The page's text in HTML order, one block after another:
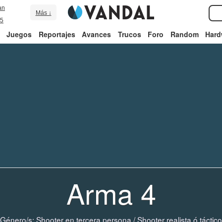
Más ↓
Juegos Reportajes Avances Trucos Foro Random
Arma 4
Género/s: Shooter en tercera persona /Shooter realista ó táctico